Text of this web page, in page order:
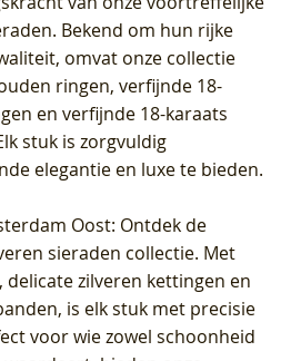
Bekend om hun rijke
omvat onze collectie
ringen, verfijnde 18-
en verfijnde 18-karaats
stuk is zorgvuldig
elegantie en luxe te bieden.
Oost: Ontdek de
sieraden collectie. Met
delicate zilveren kettingen en
is elk stuk met precisie
voor wie zowel schoonheid